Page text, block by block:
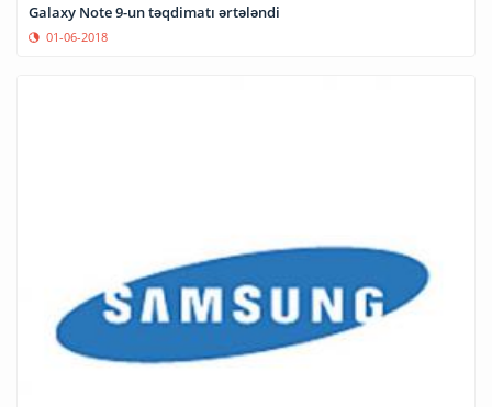
Galaxy Note 9-un təqdimatı ərtələndi
01-06-2018